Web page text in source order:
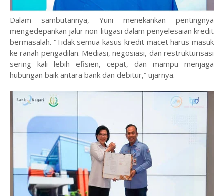
‎Dalam sambutannya, Yuni menekankan pentingnya
mengedepankan jalur non-litigasi dalam penyelesaian kredit
bermasalah. “Tidak semua kasus kredit macet harus masuk
ke ranah pengadilan. Mediasi, negosiasi, dan restrukturisasi
sering kali lebih efisien, cepat, dan mampu menjaga
hubungan baik antara bank dan debitur,” ujarnya.